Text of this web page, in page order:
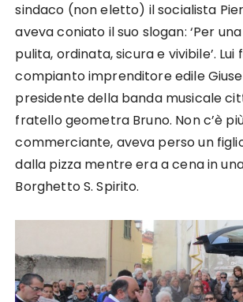
sindaco (non eletto) il socialista
aveva coniato il suo slogan: ‘Per
pulita, ordinata, sicura e vivibile’. Lui
compianto imprenditore edile
presidente della banda musicale
fratello geometra Bruno. Non c’è
commerciante, aveva perso un
dalla pizza mentre era a cena in
Borghetto S. Spirito.